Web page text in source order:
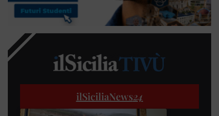
ilSiciliaNews24